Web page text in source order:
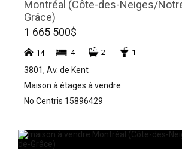
Montréal (Côte-des-Neiges/
Grâce)
1 665 500$
14 4 2 1
3801, Av. de Kent
Maison à étages à vendre
No Centris 15896429